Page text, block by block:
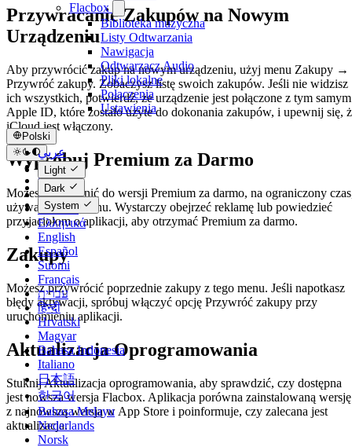
Flacbox
Biblioteka muzyczna
Listy Odtwarzania
Nawigacja
Odtwarzacz Audio
Pliki lokalne
Połączenia
Ustawienia
Polski
عربي
Català
Čeština
Dansk
Deutsch
Ελληνικά
English
Español
Suomi
Français
עברית
हिन्दी
Hrvatski
Magyar
Bahasa Indonesia
Italiano
日本語
한국어
Bahasa Melayu
Nederlands
Norsk
Light
Dark
System
Przywracanie Zakupów na Nowym
Urządzeniu
Aby przywrócić zakup na nowym urządzeniu, użyj menu Zakupy →
Przywróć zakupy. Zobaczysz listę swoich zakupów. Jeśli nie widzisz
ich wszystkich, potwierdź, że urządzenie jest połączone z tym samym
Apple ID, które zostało użyte do dokonania zakupów, i upewnij się,
iCloud jest włączony.
Wypróbuj Premium za Darmo
Możesz uaktualnić do wersji Premium za darmo, na ograniczony
używając tego menu. Wystarczy obejrzeć reklamę lub powiedzieć
przyjaciołom o aplikacji, aby otrzymać Premium za darmo.
Zakupy
Możesz przywrócić poprzednie zakupy z tego menu. Jeśli napotkasz
błędy aktywacji, spróbuj włączyć opcję Przywróć zakupy przy
uruchomieniu aplikacji.
Aktualizacja Oprogramowania
Stuknij Aktualizacja oprogramowania, aby sprawdzić, czy dostępna
jest nowsza wersja Flacbox. Aplikacja porówna zainstalowaną wersję
z najnowszą wersją w App Store i poinformuje, czy zalecana jest
aktualizacja.